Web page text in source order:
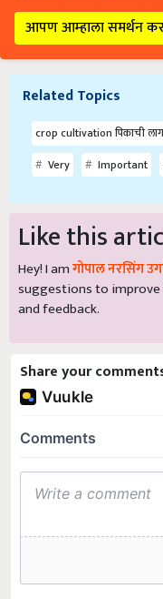
आपण आम्हाला समर्थन
Related Topics
crop cultivation पिकाची
Very
Important
Like this
Hey! I amगोपाल नरसिंग
suggestions to
and feedback.
Share your